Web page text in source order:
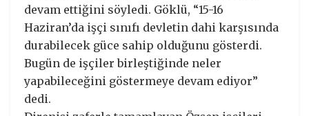
devam ettiğini söyledi. Göklü, “15-16
Haziran’da işçi sınıfı devletin dahi karşısında
durabilecek güce sahip olduğunu gösterdi.
Bugün de işçiler birleştiğinde neler
yapabileceğini göstermeye devam ediyor”
dedi.